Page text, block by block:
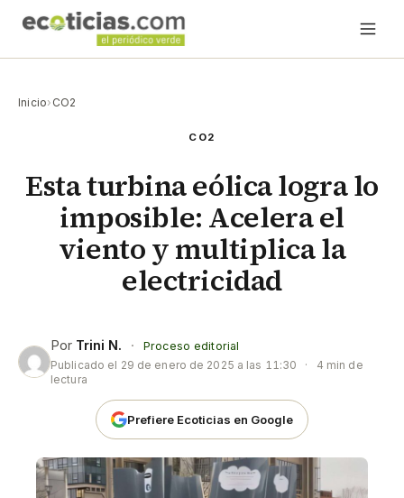
Inicio› CO2
CO2
Esta turbina eólica logra lo
imposible: Acelera el
viento y multiplica la
electricidad
Por Trini N. ·
Proceso editorial
Publicado el 29 de enero de 2025 a las 11:30 ·
4 min de
lectura
Prefiere Ecoticias en Google